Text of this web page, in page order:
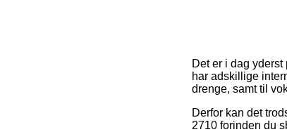
Det er i dag
har adskillige
drenge, samt til
Derfor kan det
2710 forinden du